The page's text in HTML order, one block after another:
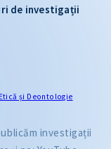
de investigații
și Deontologie
investigații